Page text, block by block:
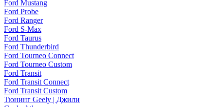
Ford Mustang
Ford Probe
Ford Ranger
Ford S-Max
Ford Taurus
Ford Thunderbird
Ford Tourneo Connect
Ford Tourneo Custom
Ford Transit
Ford Transit Connect
Ford Transit Custom
Тюнинг Geely | Джили